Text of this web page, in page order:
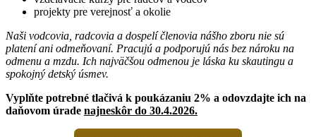
projekty pre verejnosť a okolie
Naši vodcovia, radcovia a dospelí členovia nášho zboru nie sú
platení ani odmeňovaní. Pracujú a podporujú nás bez nároku na
odmenu a mzdu. Ich najväčšou odmenou je láska ku skautingu a
spokojný detský úsmev.
Vyplňte potrebné tlačivá k poukázaniu 2% a odovzdajte ich na
daňovom úrade najneskôr do 30.4.2026.